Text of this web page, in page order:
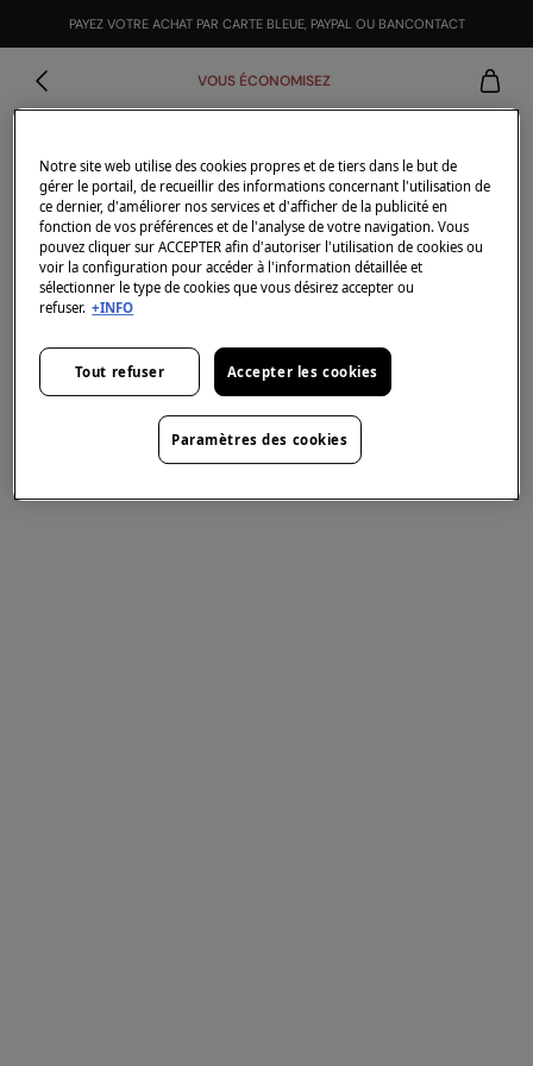
PAYEZ VOTRE ACHAT PAR CARTE BLEUE, PAYPAL OU BANCONTACT
VOUS ÉCONOMISEZ
Notre site web utilise des cookies propres et de tiers dans le but de
gérer le portail, de recueillir des informations concernant l'utilisation de
ce dernier, d'améliorer nos services et d'afficher de la publicité en
fonction de vos préférences et de l'analyse de votre navigation. Vous
pouvez cliquer sur ACCEPTER afin d'autoriser l'utilisation de cookies ou
voir la configuration pour accéder à l'information détaillée et
sélectionner le type de cookies que vous désirez accepter ou
refuser. +INFO
Tout refuser Accepter les cookies
Paramètres des cookies